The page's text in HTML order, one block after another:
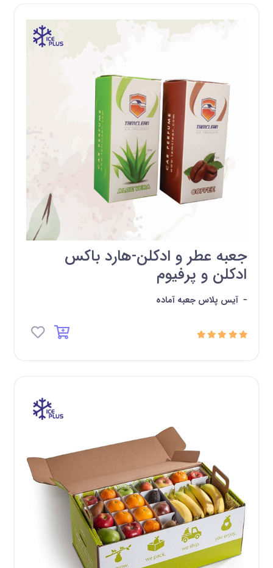
جعبه عطر و ادکلن-هارد باکس
ادکلن و پرفیوم
- آیس پلاس جعبه آماده